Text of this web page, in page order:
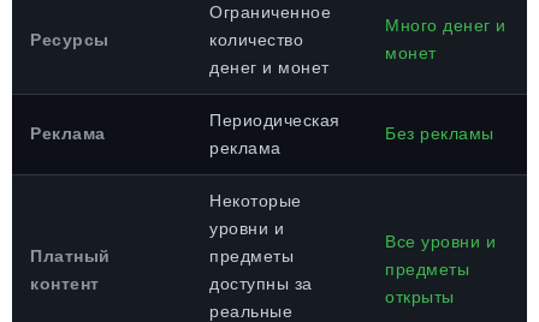
Ресурсы
Ограниченное
количество
денег и монет
Много денег и
монет
Реклама
Периодическая
реклама
Без рекламы
Платный
контент
Некоторые
уровни и
предметы
доступны за
реальные
Все уровни и
предметы
открыты